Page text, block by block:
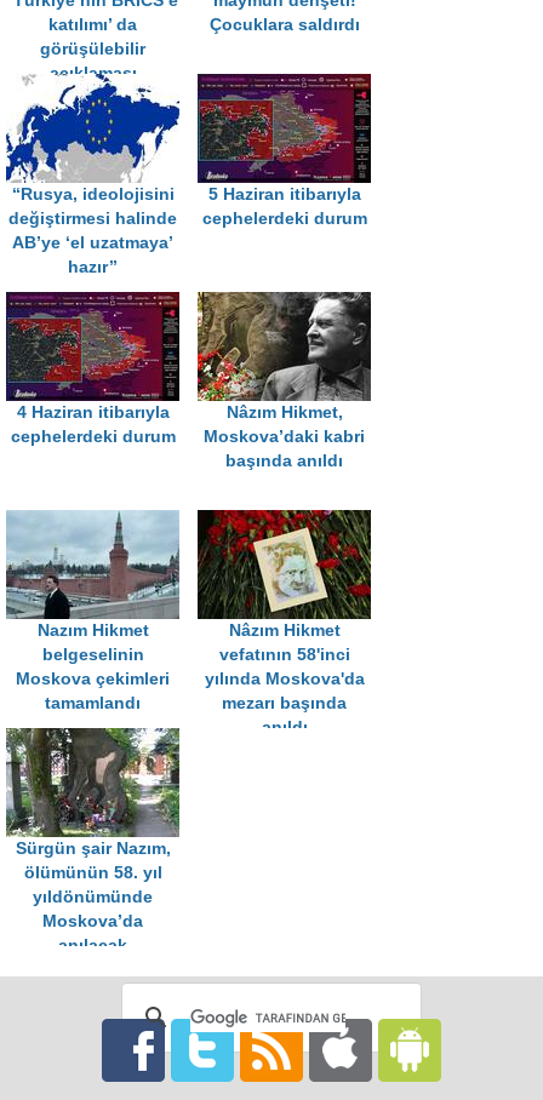
katılımı’ da
görüşülebilir
açıklaması
Çocuklara saldırdı
‘‘Rusya, ideolojisini
değiştirmesi halinde
AB’ye ‘el uzatmaya’
hazır’’
5 Haziran itibarıyla
cephelerdeki durum
4 Haziran itibarıyla
cephelerdeki durum
Nâzım Hikmet,
Moskova’daki kabri
başında anıldı
Nazım Hikmet
belgeselinin
Moskova çekimleri
tamamlandı
Nâzım Hikmet
vefatının 58'inci
yılında Moskova'da
mezarı başında
anıldı
Sürgün şair Nazım,
ölümünün 58. yıl
yıldönümünde
Moskova’da
anılacak